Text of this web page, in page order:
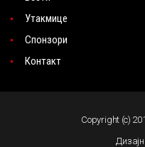
Утакмице
Спонзори
Контакт
Copyright (c)